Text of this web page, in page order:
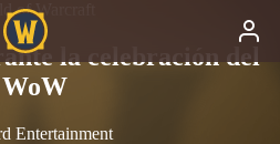
of Warcraft
la celebración del
Entertainment